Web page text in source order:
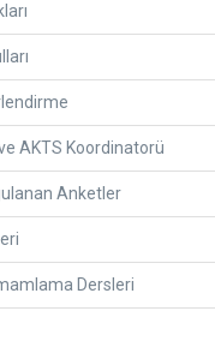
AKTS Koordinatorü
Anketler
Dersleri